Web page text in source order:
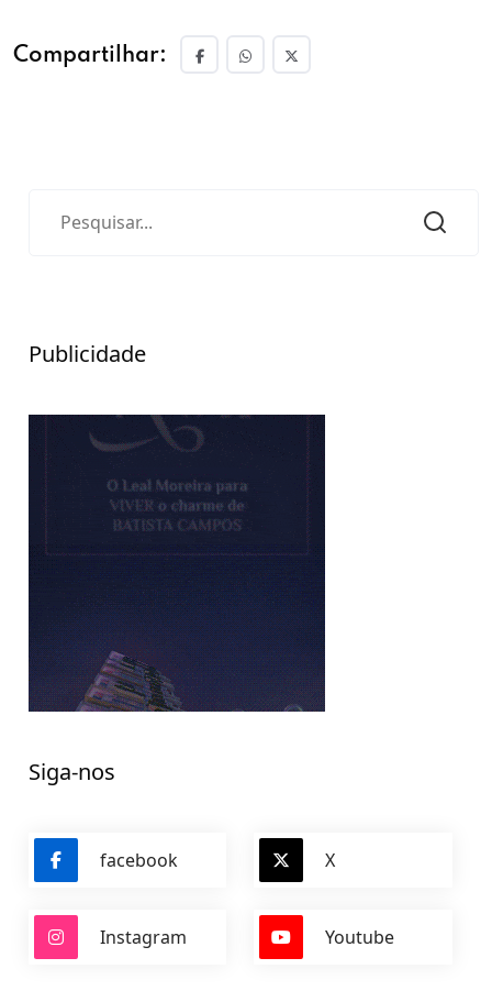
Compartilhar:
Publicidade
Siga-nos
facebook X
Instagram Youtube